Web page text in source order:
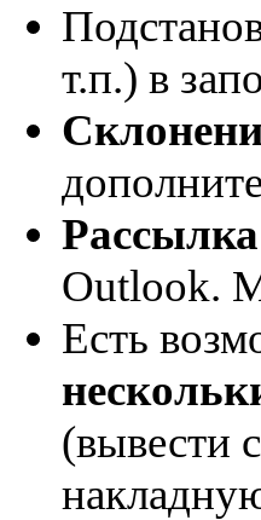
т.п.) в
Outlook.
Есть
(вывести